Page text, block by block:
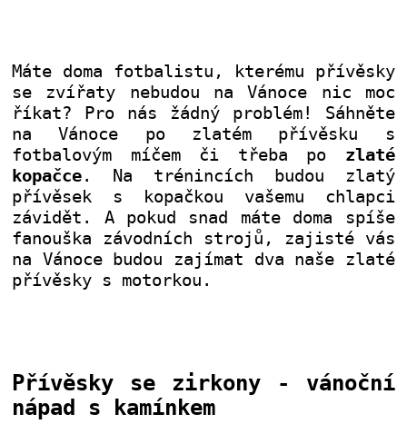
Máte doma fotbalistu, kterému přívěsky
se zvířaty nebudou na Vánoce nic moc
říkat? Pro nás žádný problém! Sáhněte
na Vánoce po zlatém přívěsku s
fotbalovým míčem či třeba po zlaté
kopačce. Na trénincích budou zlatý
přívěsek s kopačkou vašemu chlapci
závidět. A pokud snad máte doma spíše
fanouška závodních strojů, zajisté vás
na Vánoce budou zajímat dva naše zlaté
přívěsky s motorkou.
Přívěsky se zirkony - vánoční
nápad s kamínkem